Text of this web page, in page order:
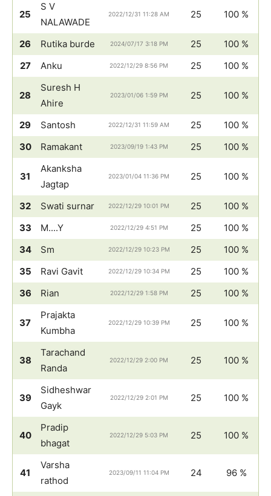
25
S V
NALAWADE
2022/12/31 11:28 AM 25 100 %
26 Rutika burde 2024/07/17 3:18 PM 25
100 %
27
Anku 2022/12/29 8:56 PM 25 100 %
28
Suresh H
Ahire
2023/01/06 1:59 PM 25 100 %
29 Santosh 2022/12/31 11:59 AM 25
100 %
30
Ramakant 2023/09/19 1:43 PM 25 100 %
31
Akanksha
Jagtap
2023/01/04 11:36 PM 25 100 %
32 Swati surnar 2022/12/29 10:01 PM 25
100 %
33
M....Y 2022/12/29 4:51 PM 25
100 %
34
Sm 2022/12/29 10:23 PM 25
100 %
35
Ravi Gavit 2022/12/29 10:34 PM 25
100 %
36
Rian 2022/12/29 1:58 PM 25 100 %
37
Prajakta
Kumbha
2022/12/29 10:39 PM 25 100 %
38
Tarachand
Randa
2022/12/29 2:00 PM 25 100 %
39
Sidheshwar
Gayk
2022/12/29 2:01 PM 25 100 %
40
Pradip
bhagat
2022/12/29 5:03 PM 25 100 %
41
Varsha
rathod
2023/09/11 11:04 PM 24 96 %